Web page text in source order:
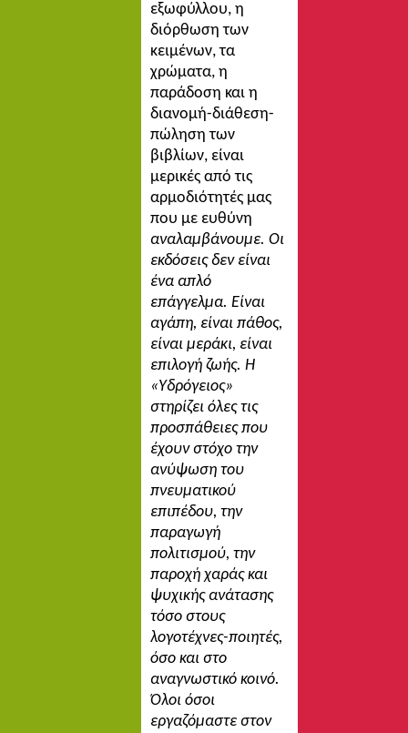
εξωφύλλου, η
διόρθωση των
κειμένων, τα
χρώματα, η
παράδοση και η
διανομή-διάθεση-
πώληση των
βιβλίων, είναι
μερικές από τις
αρμοδιότητές μας
που με ευθύνη
αναλαμβάνουμε. Οι
εκδόσεις δεν είναι
ένα απλό
επάγγελμα. Είναι
αγάπη, είναι πάθος,
είναι μεράκι, είναι
επιλογή ζωής. Η
«Υδρόγειος»
στηρίζει όλες τις
προσπάθειες που
έχουν στόχο την
ανύψωση του
πνευματικού
επιπέδου, την
παραγωγή
πολιτισμού, την
παροχή χαράς και
ψυχικής ανάτασης
τόσο στους
λογοτέχνες-ποιητές,
όσο και στο
αναγνωστικό κοινό.
Όλοι όσοι
εργαζόμαστε στον